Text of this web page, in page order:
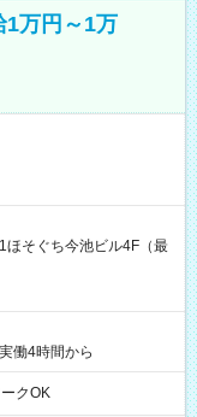
1万円～1万
ほそぐち今池ビル4F（最
働4時間から
クOK